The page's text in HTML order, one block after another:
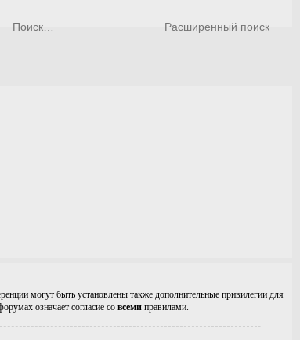
Расширенный поиск
могут быть установлены также дополнительные привилегии для
означает согласие со всеми правилами.